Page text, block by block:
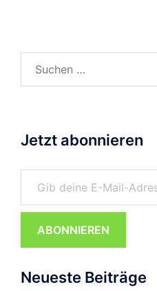
nach:
Jetzt abonnieren
Gib deine E-Mail-Adresse ein ...
ABONNIEREN
Neueste Beiträge